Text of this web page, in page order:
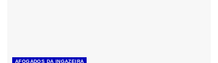
AFOGADOS DA INGAZEIRA